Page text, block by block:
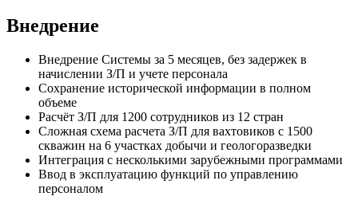
Внедрение
Внедрение Системы за 5 месяцев, без задержек в
начислении З/П и учете персонала
Сохранение исторической информации в полном
объеме
Расчёт З/П для 1200 сотрудников из 12 стран
Сложная схема расчета З/П для вахтовиков с 1500
скважин на 6 участках добычи и геологоразведки
Интеграция с несколькими зарубежными программами
Ввод в эксплуатацию функций по управлению
персоналом